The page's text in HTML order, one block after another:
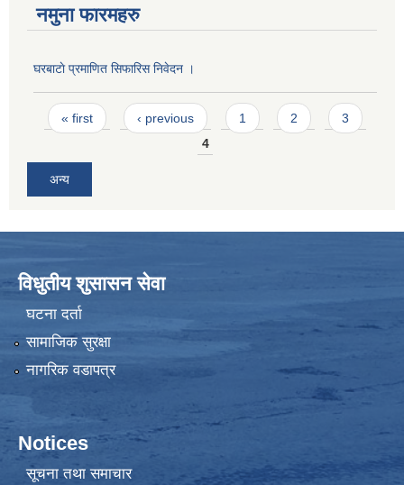
नमुना फारमहरु
घरबाटाे प्रमाणित सिफारिस निवेदन ।
Pages
« first ‹ previous 1 2
3
4
अन्य
विधुतीय शुसासन सेवा
घटना दर्ता
सामाजिक सुरक्षा
नागरिक वडापत्र
Notices
सूचना तथा समाचार